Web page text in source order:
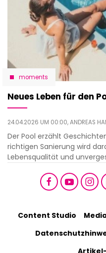
moments
Neues Leben für den
24.04.2026 UM 00:00,ANDREAS
Der Pool erzählt
richtigen Sanierung wird
Lebensqualität und
links
menu
Footer
Bottom
Content Studio